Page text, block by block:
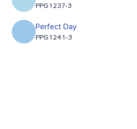
PPG1237-3
Perfect Day
PPG1241-3